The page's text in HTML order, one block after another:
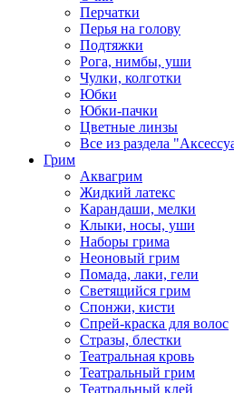
Перчатки
Перья на голову
Подтяжки
Рога, нимбы, уши
Чулки, колготки
Юбки
Юбки-пачки
Цветные линзы
Все из раздела
Грим
Аквагрим
Жидкий латекс
Карандаши, мелки
Клыки, носы, уши
Наборы грима
Неоновый грим
Помада, лаки, гели
Светящийся грим
Спонжи, кисти
Спрей-краска для волос
Стразы, блестки
Театральная кровь
Театральный грим
Театральный клей